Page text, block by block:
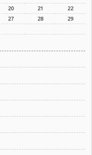
20 21
22
27 28
29